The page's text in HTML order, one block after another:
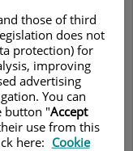
those of third
does not
protection) for
improving
advertising
You can
button "Accept
use from this
here: Cookie